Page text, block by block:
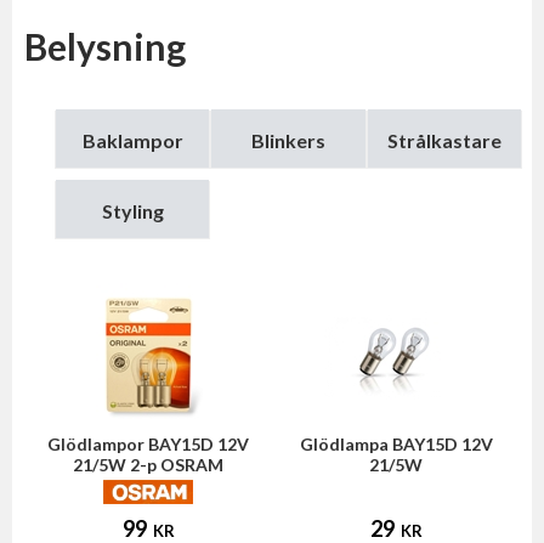
Belysning
Baklampor Blinkers Strålkastare
Styling
Glödlampor BAY15D 12V
21/5W 2-p OSRAM
99 KR
Glödlampa BAY15D 12V
21/5W
29 KR